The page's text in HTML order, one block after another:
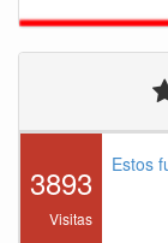
3893
Visitas
Estos